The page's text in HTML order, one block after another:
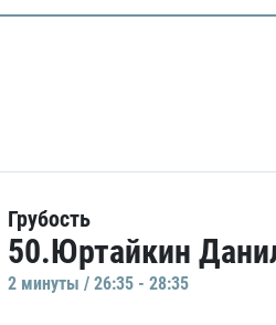
Грубость
50.Юртайкин
2 минуты / 26:35 - 28:35